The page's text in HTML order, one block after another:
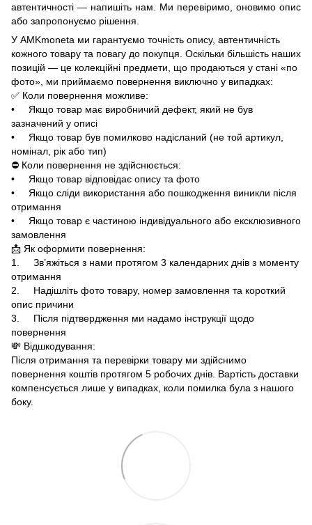
автентичності — напишіть нам. Ми перевіримо, оновимо опис
або запропонуємо рішення.
У AMKmoneta ми гарантуємо точність опису, автентичність
кожного товару та повагу до покупця. Оскільки більшість наших
позицій — це колекційні предмети, що продаються у стані «по
фото», ми приймаємо повернення виключно у випадках:
✅ Коли повернення можливе:
• Якщо товар має виробничий дефект, який не був
зазначений у описі
• Якщо товар був помилково надісланий (не той артикул,
номінал, рік або тип)
⛔ Коли повернення не здійснюється:
• Якщо товар відповідає опису та фото
• Якщо сліди використання або пошкодження виникли після
отримання
• Якщо товар є частиною індивідуального або ексклюзивного
замовлення
📩 Як оформити повернення:
1. Зв’яжіться з нами протягом 3 календарних днів з моменту
отримання
2. Надішліть фото товару, номер замовлення та короткий
опис причини
3. Після підтвердження ми надамо інструкції щодо
повернення
💸 Відшкодування:
Після отримання та перевірки товару ми здійснимо
повернення коштів протягом 5 робочих днів. Вартість доставки
компенсується лише у випадках, коли помилка була з нашого
боку.